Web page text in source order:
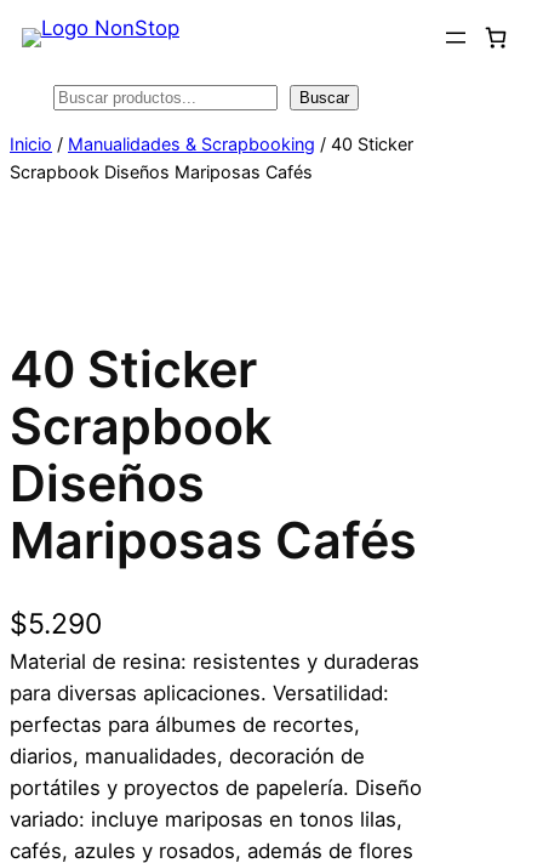
Saltar
contenido
Buscar Buscar
Inicio / Manualidades & Scrapbooking / 40 Sticker
Scrapbook Diseños Mariposas Cafés
40 Sticker
Scrapbook
Diseños
Mariposas Cafés
$5.290
Material de resina: resistentes y duraderas
para diversas aplicaciones. Versatilidad:
perfectas para álbumes de recortes,
diarios, manualidades, decoración de
portátiles y proyectos de papelería. Diseño
variado: incluye mariposas en tonos lilas,
cafés, azules y rosados, además de flores